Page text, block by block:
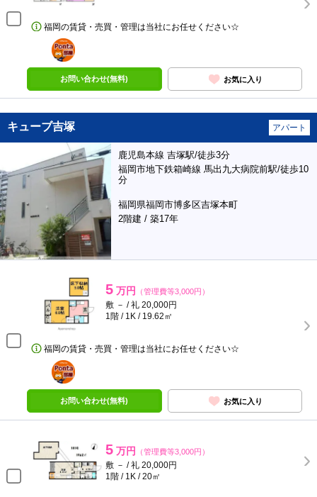
福岡の賃貸・売買・管理は当社にお任せください☆
ポンタ
部屋
お問い合わせ(無料) お気に入り
キューブ吉塚 アパート
鹿児島本線 吉塚駅/徒歩3分
福岡市地下鉄箱崎線 馬出九大病院前駅/徒歩10
分
福岡県福岡市博多区吉塚本町
2階建 / 築17年
5 万円 （管理費等3,000円）
敷 － / 礼 20,000円
1階 / 1K / 19.62㎡
福岡の賃貸・売買・管理は当社にお任せください☆
ポンタ
部屋
お問い合わせ(無料) お気に入り
5 万円 （管理費等3,000円）
敷 － / 礼 20,000円
1階 / 1K / 20㎡